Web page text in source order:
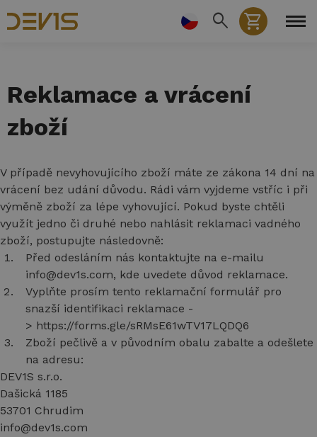
search shopping_cart
Reklamace a vrácení
zboží
V případě nevyhovujícího zboží máte ze zákona 14 dní na
vrácení bez udání důvodu. Rádi vám vyjdeme vstříc i při
výměně zboží za lépe vyhovující. Pokud byste chtěli
využít jedno či druhé nebo nahlásit reklamaci vadného
zboží, postupujte následovně:
Před odesláním nás kontaktujte na e-mailu
info@dev1s.com, kde uvedete důvod reklamace.
Vyplňte prosím tento reklamační formulář pro
snazší identifikaci reklamace -
> https://forms.gle/sRMsE61wTV17LQDQ6
Zboží pečlivě a v původním obalu zabalte a odešlete
na adresu:
DEV1S s.r.o.
Dašická 1185
53701 Chrudim
info@dev1s.com